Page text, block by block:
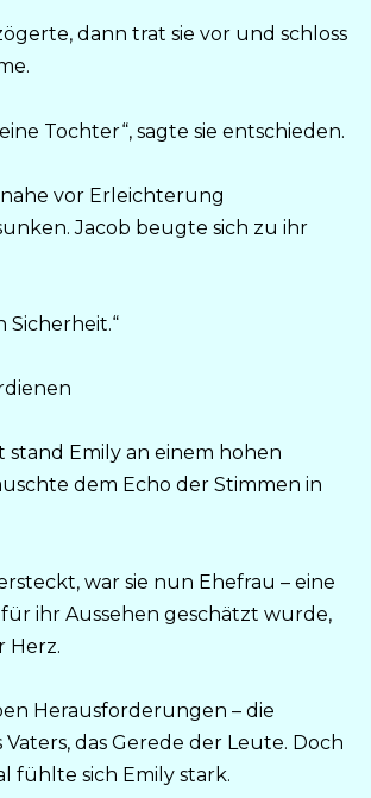
dann trat sie vor und schloss
Tochter“, sagte sie entschieden.
vor Erleichterung
Jacob beugte sich zu ihr
Sicherheit.“
stand Emily an einem hohen
dem Echo der Stimmen in
war sie nun Ehefrau – eine
ihr Aussehen geschätzt wurde,
Herz.
Herausforderungen – die
das Gerede der Leute. Doch
fühlte sich Emily stark.